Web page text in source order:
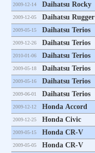
2009-12-14 Daihatsu Rocky
2009-12-05 Daihatsu Rugger
2009-05-15 Daihatsu Terios
2009-12-26 Daihatsu Terios
2010-01-06 Daihatsu Terios
2009-05-18 Daihatsu Terios
2009-05-16 Daihatsu Terios
2009-06-01 Daihatsu Terios
2009-12-12 Honda Accord
2009-12-25 Honda Civic
2009-05-15 Honda CR-V
2009-05-05 Honda CR-V